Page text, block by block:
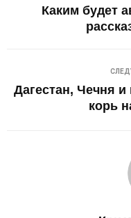
Каким будет
Дагестан, Чечня и
корь